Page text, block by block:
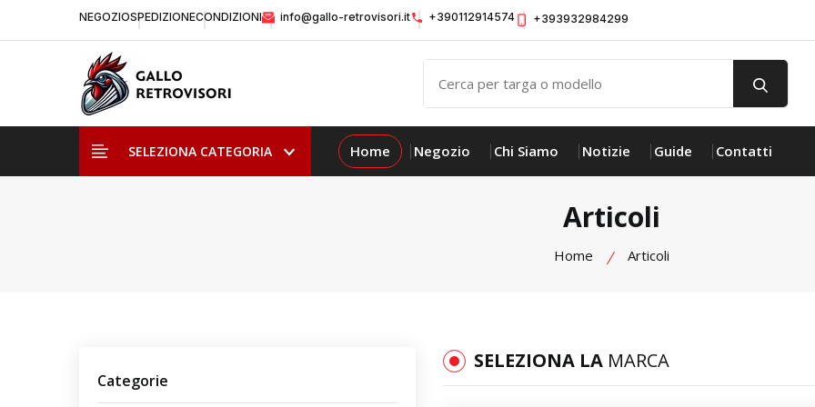
NEGOZIOSPEDIZIONECONDIZIONI info@gallo-retrovisori.it +390112914574 +393932984299
SELEZIONA CATEGORIA Home Negozio Chi Siamo Notizie Guide Contatti
Articoli
Home Articoli
Categorie
SELEZIONA LA MARCA